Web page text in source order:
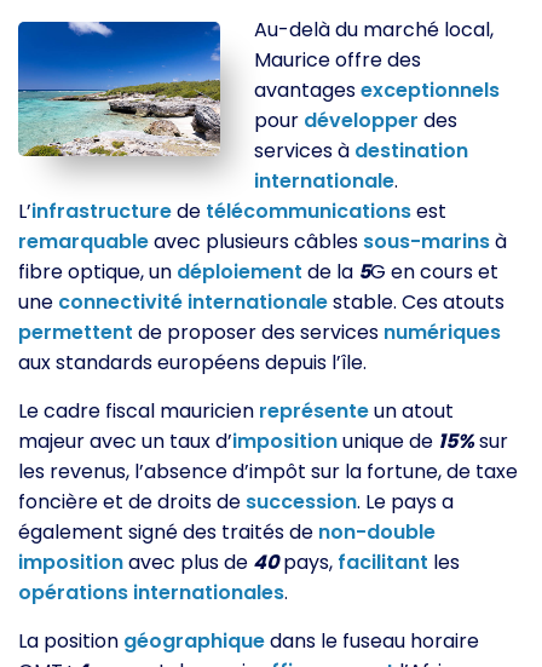
Au-delà du marché local,
Maurice offre des
avantagesexceptionnels
pour développer des
services à destination
internationale.
L’infrastructurede télécommunicationsest
remarquableavec plusieurs câbles sous-marinsà
fibre optique, un déploiement de la 5G en cours et
une connectivité internationalestable. Ces atouts
permettent de proposer des services numériques
aux standards européens depuis l’île.
Le cadre fiscal mauricien représenteun atout
majeur avec un taux d’impositionunique de 15%sur
les revenus, l’absence d’impôt sur la fortune, de taxe
foncière et de droits de succession. Le pays a
également signé des traités de non-double
impositionavec plus de 40pays, facilitant les
opérations internationales.
La position géographiquedans le fuseau horaire